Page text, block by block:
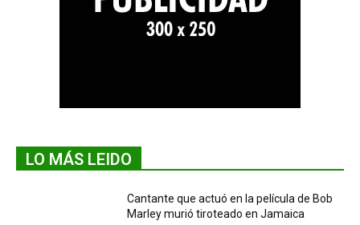
LO MÁS LEIDO
Cantante que actuó en la película de Bob
Marley murió tiroteado en Jamaica